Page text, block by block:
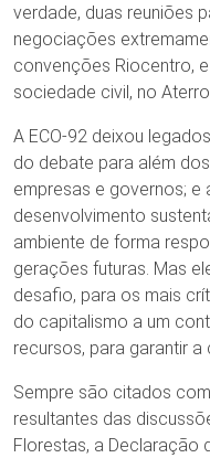
verdade, duas reuniões
negociações
convenções Riocentro,
sociedade civil, no
A ECO-92 deixou
do debate para além
empresas e governos;
desenvolvimento
ambiente de forma
gerações futuras. Mas
desafio, para os mais
do capitalismo a um
recursos, para garantir a
Sempre são citados
resultantes das
Florestas, a Declaração